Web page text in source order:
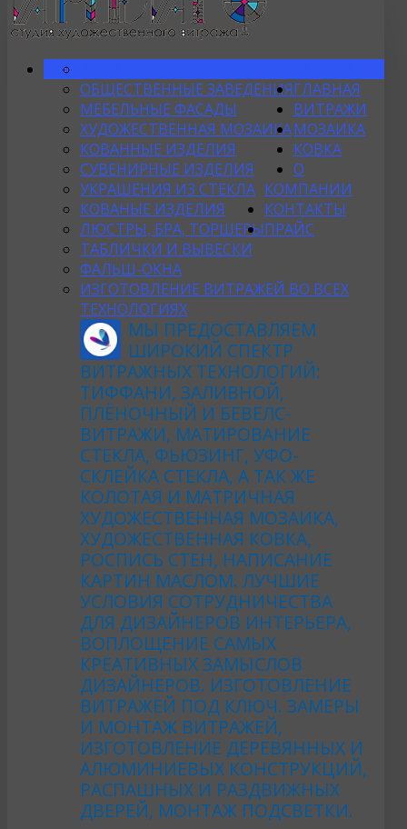
ОБЩЕСТВЕННЫЕ ЗАВЕДЕНИЯ
МЕБЕЛЬНЫЕ ФАСАДЫ
ХУДОЖЕСТВЕННАЯ МОЗАИКА
КОВАННЫЕ ИЗДЕЛИЯ
СУВЕНИРНЫЕ ИЗДЕЛИЯ
УКРАШЕНИЯ ИЗ СТЕКЛА
КОВАНЫЕ ИЗДЕЛИЯ
ЛЮСТРЫ, БРА, ТОРШЕРЫ
ТАБЛИЧКИ И ВЫВЕСКИ
ФАЛЬШ-ОКНА
ГЛАВНАЯ
ВИТРАЖИ
ИЗГОТОВЛЕНИЕ ВИТРАЖЕЙ ВО ВСЕХ
ТЕХНОЛОГИЯХ
МЫ ПРЕДОСТАВЛЯЕМ
ШИРОКИЙ СПЕКТР
ВИТРАЖНЫХ ТЕХНОЛОГИЙ:
ТИФФАНИ, ЗАЛИВНОЙ,
ПЛЁНОЧНЫЙ И БЕВЕЛС-
ВИТРАЖИ, МАТИРОВАНИЕ
СТЕКЛА, ФЬЮЗИНГ, УФО-
СКЛЕЙКА СТЕКЛА, А ТАК ЖЕ
КОЛОТАЯ И МАТРИЧНАЯ
ХУДОЖЕСТВЕННАЯ МОЗАИКА,
ХУДОЖЕСТВЕННАЯ КОВКА,
РОСПИСЬ СТЕН, НАПИСАНИЕ
КАРТИН МАСЛОМ. ЛУЧШИЕ
УСЛОВИЯ СОТРУДНИЧЕСТВА
ДЛЯ ДИЗАЙНЕРОВ ИНТЕРЬЕРА,
ВОПЛОЩЕНИЕ САМЫХ
КРЕАТИВНЫХ ЗАМЫСЛОВ
ДИЗАЙНЕРОВ. ИЗГОТОВЛЕНИЕ
ВИТРАЖЕЙ ПОД КЛЮЧ. ЗАМЕРЫ
И МОНТАЖ ВИТРАЖЕЙ,
ИЗГОТОВЛЕНИЕ ДЕРЕВЯННЫХ И
АЛЮМИНИЕВЫХ КОНСТРУКЦИЙ,
РАСПАШНЫХ И РАЗДВИЖНЫХ
ДВЕРЕЙ, МОНТАЖ ПОДСВЕТКИ.
МОЗАИКА
КОВКА
О
КОМПАНИИ
КОНТАКТЫ
ПРАЙС